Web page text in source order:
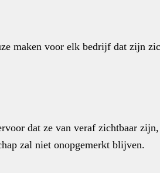
maken voor elk bedrijf dat zijn
dat ze van veraf zichtbaar
zal niet onopgemerkt blijven.